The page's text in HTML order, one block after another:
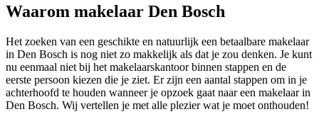
Waarom makelaar Den Bosch
Het zoeken van een geschikte en natuurlijk een betaalbare makelaar
in Den Bosch is nog niet zo makkelijk als dat je zou denken. Je kunt
nu eenmaal niet bij het makelaarskantoor binnen stappen en de
eerste persoon kiezen die je ziet. Er zijn een aantal stappen om in je
achterhoofd te houden wanneer je opzoek gaat naar een makelaar in
Den Bosch. Wij vertellen je met alle plezier wat je moet onthouden!